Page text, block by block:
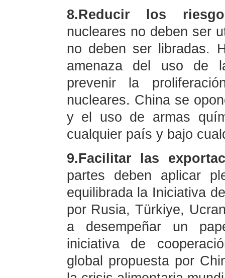
8.Reducir los
nucleares no deben ser
no deben ser libradas.
amenaza del uso de
prevenir la
nucleares. China se
y el uso de armas
cualquier país y bajo
9.Facilitar las
partes deben aplicar
equilibrada la Iniciativa
por Rusia, Türkiye,
a desempeñar un
iniciativa de
global propuesta por